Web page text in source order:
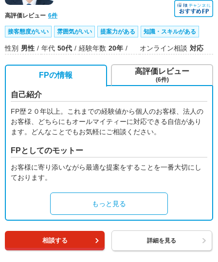
高評価レビュー 6件
接客態度がいい 雰囲気がいい 提案力がある 知識・スキルがある
性別 男性 年代 50代 経験年数 20年 オンライン相談 対応
FPの情報
自己紹介
FP歴２０年以上。これまでの経験値から個人のお客様、法人の
お客様、どちらにもオールマイティーに対応できる自信があり
ます。どんなことでもお気軽にご相談ください。
FPとしてのモットー
お客様に寄り添いながら最適な提案をすることを一番大切にし
ております。
もっと見る
高評価レビュー
(6件)
相談する 詳細を見る